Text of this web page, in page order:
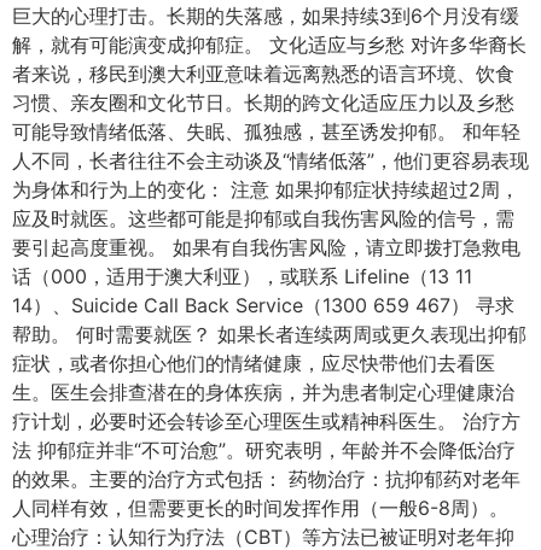
巨大的心理打击。长期的失落感，如果持续3到6个月没有缓
解，就有可能演变成抑郁症。 文化适应与乡愁 对许多华裔长
者来说，移民到澳大利亚意味着远离熟悉的语言环境、饮食
习惯、亲友圈和文化节日。长期的跨文化适应压力以及乡愁
可能导致情绪低落、失眠、孤独感，甚至诱发抑郁。 和年轻
人不同，长者往往不会主动谈及“情绪低落”，他们更容易表现
为身体和行为上的变化： 注意 如果抑郁症状持续超过2周，
应及时就医。这些都可能是抑郁或自我伤害风险的信号，需
要引起高度重视。 如果有自我伤害风险，请立即拨打急救电
话（000，适用于澳大利亚），或联系 Lifeline（13 11
14）、Suicide Call Back Service（1300 659 467） 寻求
帮助。 何时需要就医？ 如果长者连续两周或更久表现出抑郁
症状，或者你担心他们的情绪健康，应尽快带他们去看医
生。医生会排查潜在的身体疾病，并为患者制定心理健康治
疗计划，必要时还会转诊至心理医生或精神科医生。 治疗方
法 抑郁症并非“不可治愈”。研究表明，年龄并不会降低治疗
的效果。主要的治疗方式包括： 药物治疗：抗抑郁药对老年
人同样有效，但需要更长的时间发挥作用（一般6-8周）。
心理治疗：认知行为疗法（CBT）等方法已被证明对老年抑